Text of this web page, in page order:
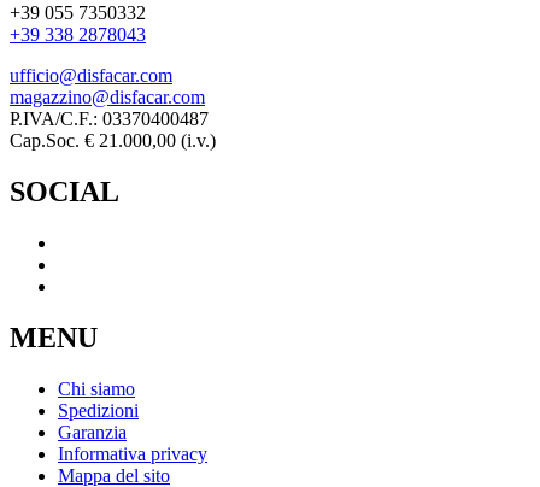
+39 055 7350332
+39 338 2878043
ufficio@disfacar.com
magazzino@disfacar.com
P.IVA/C.F.: 03370400487
Cap.Soc. € 21.000,00 (i.v.)
SOCIAL
MENU
Chi siamo
Spedizioni
Garanzia
Informativa privacy
Mappa del sito